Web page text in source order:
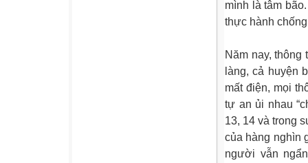
mình là tâm
thực hành
Năm nay,
làng, cả huyện
mất điện, mọi
tự an ủi nhau
13, 14 và trong
của hàng nghìn
người vẫn